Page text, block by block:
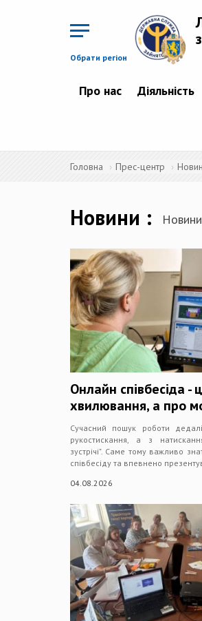
Обрати регіон
Про нас Діяльність
Головна Прес-центр
Новини Новини
Онлайн співбесіда -
хвилювання, а про
Сучасний пошук роботи
рукостискання, а з
зустрічі". Саме тому важливо
співбесіду та впевнено
04.08.2026